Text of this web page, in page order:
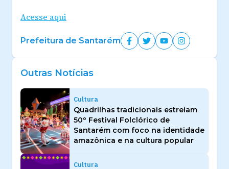
Acesse aqui
Prefeitura de Santarém
Outras Notícias
Cultura
Quadrilhas tradicionais estreiam
50º Festival Folclórico de
Santarém com foco na identidade
amazônica e na cultura popular
Cultura